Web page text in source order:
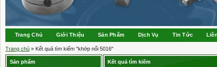
Trang Chủ Giới Thiệu Sản Phẩm Dịch Vụ Tin Tức
Trang chủ » Kết quả tìm kiếm "khớp nối 5016"
Kết quả tìm kiếm
Sản phẩm